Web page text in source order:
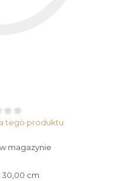
tego produktu
w magazynie
30,00 cm